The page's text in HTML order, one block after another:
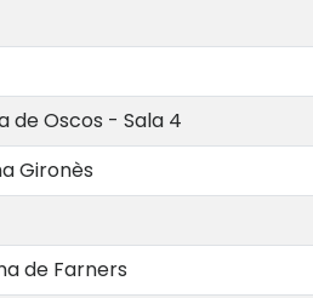
de Oscos - Sala 4
Gironès
de Farners